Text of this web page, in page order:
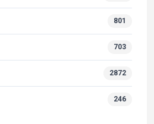
801
703
2872
246